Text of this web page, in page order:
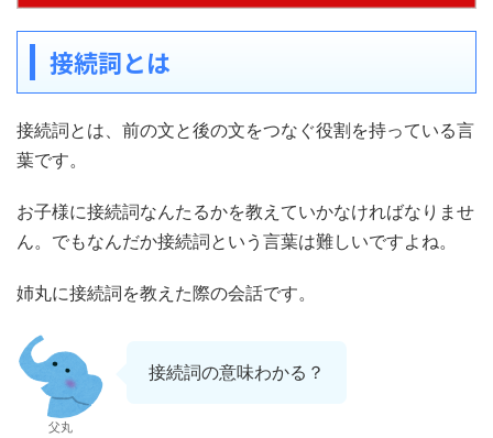
接続詞とは
接続詞とは、前の文と後の文をつなぐ役割を持っている言
葉です。
お子様に接続詞なんたるかを教えていかなければなりませ
ん。でもなんだか接続詞という言葉は難しいですよね。
姉丸に接続詞を教えた際の会話です。
父丸
接続詞の意味わかる？